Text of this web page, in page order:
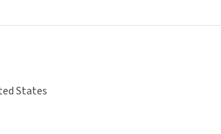
States